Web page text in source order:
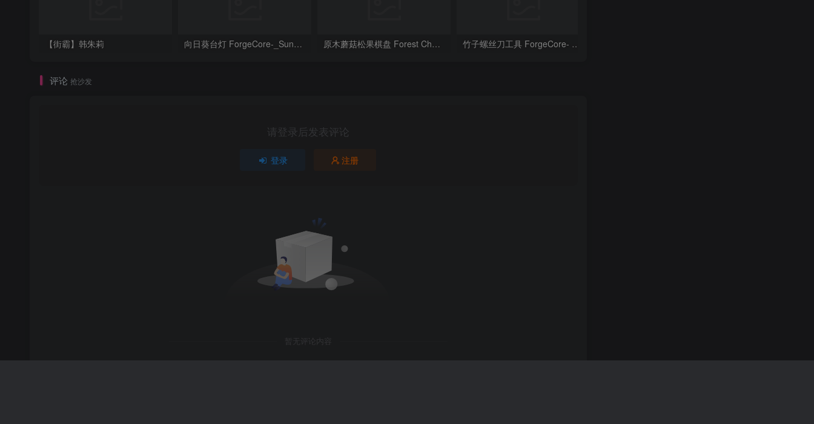
【街霸】韩朱莉 向日葵台灯 ForgeCore-_Sunflower_Lamp__@stl_zone 原木蘑菇松果棋盘 Forest Chess Set – Log and Mushroom Chess Board 竹子螺丝刀工具 ForgeCore- Bamboo Bits Toolbox @Print3DWorld
评论 抢沙发
请登录后发表评论
登录 注册
暂无评论内容